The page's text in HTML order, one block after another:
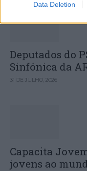
Data Deletion
Deputados do
Sinfónica da
31 DE JULHO, 2026
Capacita
jovens ao